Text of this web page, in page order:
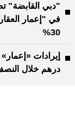
"دبي القابضة"
في "إعمار
30%
درهم خلال